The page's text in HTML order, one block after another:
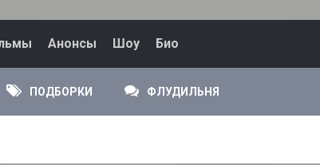
Анонсы Шоу Био
ПОДБОРКИ ФЛУДИЛЬНЯ